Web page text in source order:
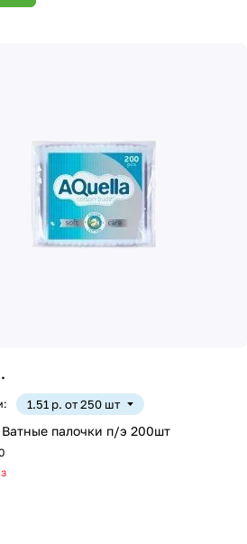
1.51 р. от 250 шт
Ватные палочки п/э 200шт